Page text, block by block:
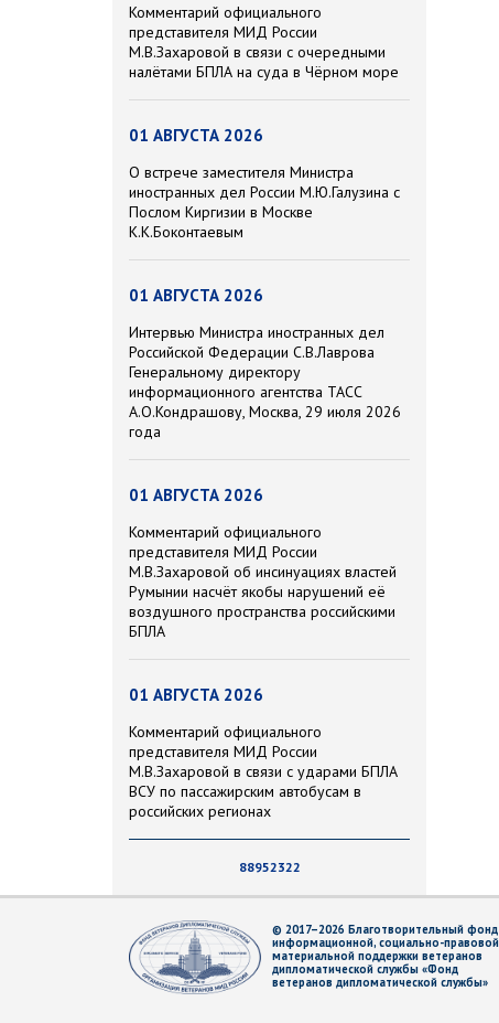
Комментарий официального
представителя МИД России
М.В.Захаровой в связи с очередными
налётами БПЛА на суда в Чёрном море
01 АВГУСТА 2026
О встрече заместителя Министра
иностранных дел России М.Ю.Галузина с
Послом Киргизии в Москве
К.К.Боконтаевым
01 АВГУСТА 2026
Интервью Министра иностранных дел
Российской Федерации С.В.Лаврова
Генеральному директору
информационного агентства ТАСС
А.О.Кондрашову, Москва, 29 июля 2026
года
01 АВГУСТА 2026
Комментарий официального
представителя МИД России
М.В.Захаровой об инсинуациях властей
Румынии насчёт якобы нарушений её
воздушного пространства российскими
БПЛА
01 АВГУСТА 2026
Комментарий официального
представителя МИД России
М.В.Захаровой в связи с ударами БПЛА
ВСУ по пассажирским автобусам в
российских регионах
88952322
© 2017–2026 Благотворительный фонд
информационной, социально-
материальной поддержки ветеранов
дипломатической службы «Фонд
ветеранов дипломатической службы»